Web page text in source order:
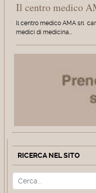
Il centro medico
Il centro medico AMA srl
medici di medicina…
RICERCA NEL SITO
Cerca